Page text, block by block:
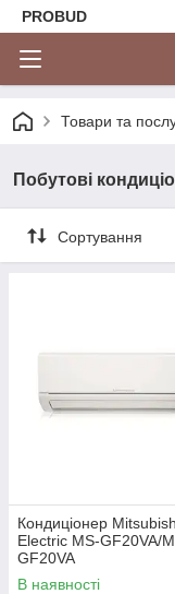
PROBUD
Товари та
Побутові
Сортування
Кондиціонер
Electric MS-GF20VA/
GF20VA
В наявності